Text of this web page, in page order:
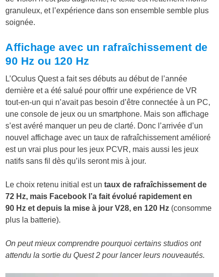
granuleux, et l’expérience dans son ensemble semble plus
soignée.
Affichage avec un rafraîchissement de
90 Hz ou 120 Hz
L’Oculus Quest a fait ses débuts au début de l’année
dernière et a été salué pour offrir une expérience de VR
tout-en-un qui n’avait pas besoin d’être connectée à un PC,
une console de jeux ou un smartphone. Mais son affichage
s’est avéré manquer un peu de clarté. Donc l’arrivée d’un
nouvel affichage avec un taux de rafraîchissement amélioré
est un vrai plus pour les jeux PCVR, mais aussi les jeux
natifs sans fil dès qu’ils seront mis à jour.
Le choix retenu initial est untaux de rafraîchissement de
72 Hz, mais Facebook l’a fait évolué rapidement en
90 Hz et depuis la mise à jour V28, en 120 Hz (consomme
plus la batterie).
On peut mieux comprendre pourquoi certains studios ont
attendu la sortie du Quest 2 pour lancer leurs nouveautés.